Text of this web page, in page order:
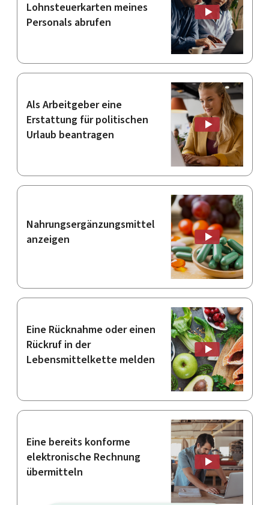
Lohnsteuerkarten meines
Personals abrufen
Als Arbeitgeber eine
Erstattung für politischen
Urlaub beantragen
Nahrungsergänzungsmittel
anzeigen
Eine Rücknahme oder einen
Rückruf in der
Lebensmittelkette melden
Eine bereits konforme
elektronische Rechnung
übermitteln